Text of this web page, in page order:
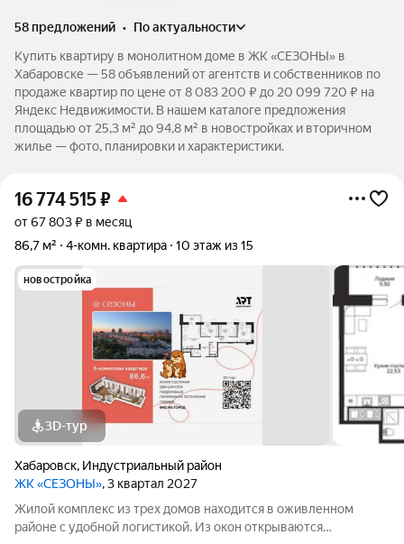
58 предложений •
по актуальности
Купить квартиру в монолитном доме в ЖК «СЕЗОНЫ» в
Хабаровске — 58 объявлений от агентств и собственников по
продаже квартир по цене от 8 083 200 ₽ до 20 099 720 ₽ на
Яндекс Недвижимости. В нашем каталоге предложения
площадью от 25,3 м² до 94,8 м² в новостройках и вторичном
жилье — фото, планировки и характеристики.
16 774 515₽
от 67 803 ₽ в месяц
86,7 м²
4-комн. квартира 10 этаж из 15
новостройка
3D-тур
Хабаровск, Индустриальный район
ЖК «СЕЗОНЫ», 3 квартал 2027
Жилой комплекс из трех домов находится в оживленном
районе с удобной логистикой. Из окон открываются